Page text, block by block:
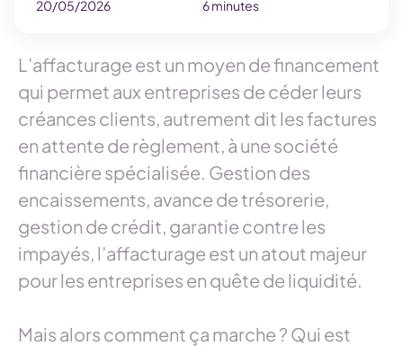
20/05/2026 6 minutes
L’affacturage est un moyen de financement
qui permet aux entreprises de céder leurs
créances clients, autrement dit les factures
en attente de règlement, à une société
financière spécialisée. Gestion des
encaissements, avance de trésorerie,
gestion de crédit, garantie contre les
impayés, l’affacturage est un atout majeur
pour les entreprises en quête de liquidité.
Mais alors comment ça marche ? Qui est